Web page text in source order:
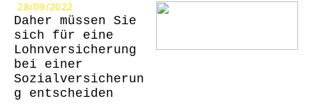
28/09/2022
Daher müssen Sie
sich für eine
Lohnversicherung
bei einer
Sozialversicherun
g entscheiden